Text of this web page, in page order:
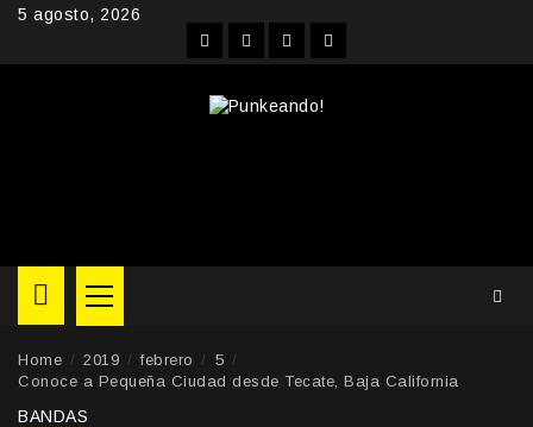
Skip5 agosto, 2026
FacebookInstagram
YouTubeTwitter
Primary
Menu
Home 2019 febrero
5
Conoce a Pequeña Ciudad desde Tecate, Baja California
BANDAS